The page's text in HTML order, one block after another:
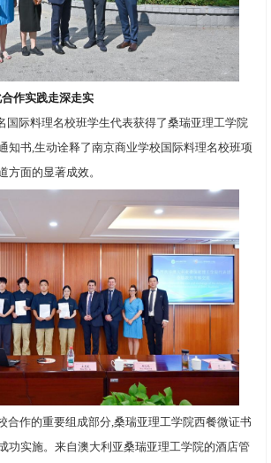
作实践走深走实
国际料理名校班学生代表获得了桑瑞亚理工学院
知书,生动诠释了南京商业学校国际料理名校班项
方面的显著成效。
合作的重要组成部分,桑瑞亚理工学院西餐微证书
功实施。来自澳大利亚桑瑞亚理工学院的酒店管